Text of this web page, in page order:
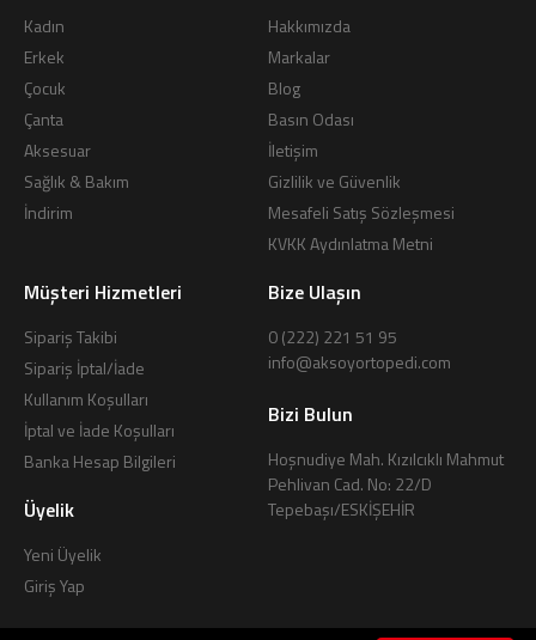
Kadın
Erkek
Çocuk
Çanta
Aksesuar
Sağlık & Bakım
İndirim
Hakkımızda
Markalar
Blog
Basın Odası
İletişim
Gizlilik ve Güvenlik
Mesafeli Satış Sözleşmesi
KVKK Aydınlatma Metni
Müşteri Hizmetleri
Sipariş Takibi
Sipariş İptal/İade
Kullanım Koşulları
İptal ve İade Koşulları
Banka Hesap Bilgileri
Üyelik
Yeni Üyelik
Giriş Yap
Bize Ulaşın
0 (222) 221 51 95
info@aksoyortopedi.com
Bizi Bulun
Hoşnudiye Mah. Kızılcıklı Mahmut
Pehlivan Cad. No: 22/D
Tepebaşı/ESKİŞEHİR